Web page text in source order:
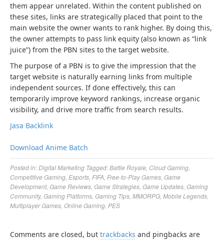
them appear unrelated. Within the content published on
these sites, links are strategically placed that point to the
main website the owner wants to rank higher. By doing this,
the owner attempts to pass link equity (also known as “link
juice”) from the PBN sites to the target website.
The purpose of a PBN is to give the impression that the
target website is naturally earning links from multiple
independent sources. If done effectively, this can
temporarily improve keyword rankings, increase organic
visibility, and drive more traffic from search results.
Jasa Backlink
Download Anime Batch
Posted in:Digital Marketing Tagged:Battle Royale Cloud Gaming
Competitive Gaming Esports FIFA Free-to-Play Games Game
Development, Game Reviews Game Strategies Game Updates Gaming
Community, Gaming Platforms Gaming Tips MMORPG Mobile Legends
Multiplayer Games Online Gaming PES
Comments are closed, but trackbacks and pingbacks are